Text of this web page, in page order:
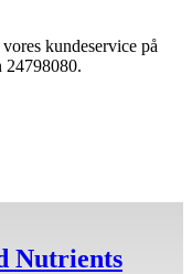
kundeservice på
24798080.
Nutrients